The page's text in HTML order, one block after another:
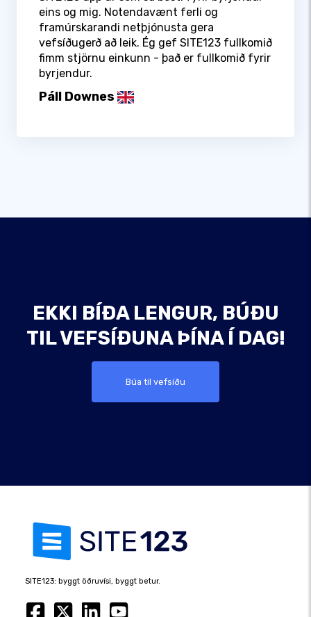
eins og mig. Notendavænt ferli og
framúrskarandi netþjónusta gera
vefsíðugerð að leik. Ég gef SITE123 fullkomið
fimm stjörnu einkunn - það er fullkomið fyrir
byrjendur.
Páll Downes
EKKI BÍÐA LENGUR, BÚÐU
TIL VEFSÍÐUNA ÞÍNA Í DAG!
Búa til vefsíðu
SITE123: byggt öðruvísi, byggt betur.